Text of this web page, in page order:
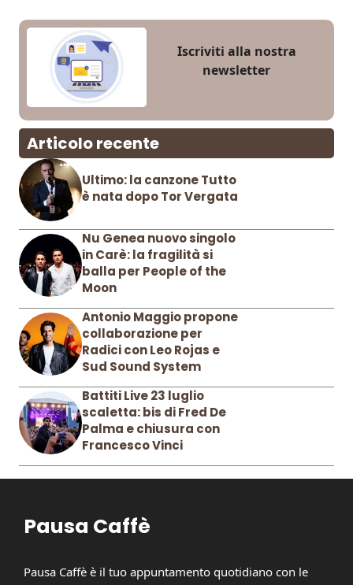
Iscriviti alla nostra
newsletter
Articolo recente
Ultimo: la canzone Tutto
è nata dopo Tor Vergata
Nu Genea nuovo singolo
in Carè: la fragilità si
balla per People of the
Moon
Antonio Maggio propone
collaborazione per
Radici con Leo Rojas e
Sud Sound System
Battiti Live 23 luglio
scaletta: bis di Fred De
Palma e chiusura con
Francesco Vinci
Pausa Caffè
Pausa Caffè è il tuo appuntamento quotidiano con le